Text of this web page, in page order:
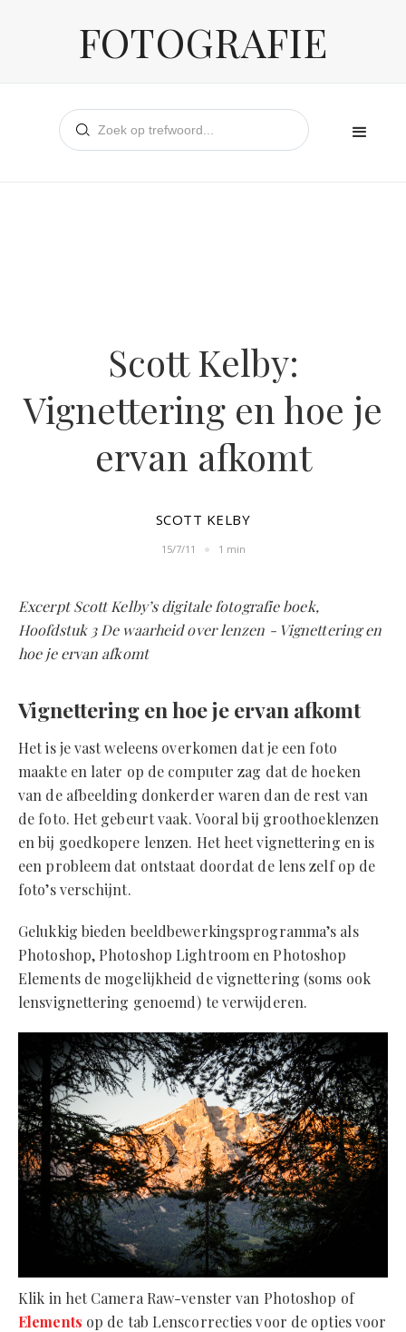
FOTOGRAFIE
Scott Kelby:
Vignettering en hoe je
ervan afkomt
SCOTT KELBY
15/7/11 1 min
Excerpt Scott Kelby’s digitale fotografie boek,
Hoofdstuk 3 De waarheid over lenzen - Vignettering en
hoe je ervan afkomt
Vignettering en hoe je ervan afkomt
Het is je vast weleens overkomen dat je een foto
maakte en later op de computer zag dat de hoeken
van de afbeelding donkerder waren dan de rest van
de foto. Het gebeurt vaak. Vooral bij groothoeklenzen
en bij goedkopere lenzen. Het heet vignettering en is
een probleem dat ontstaat doordat de lens zelf op de
foto’s verschijnt.
Gelukkig bieden beeldbewerkingsprogramma’s als
Photoshop, Photoshop Lightroom en Photoshop
Elements de mogelijkheid de vignettering (soms ook
lensvignettering genoemd) te verwijderen.
Klik in het Camera Raw-venster van Photoshop of
Elements op de tab Lenscorrecties voor de opties voor